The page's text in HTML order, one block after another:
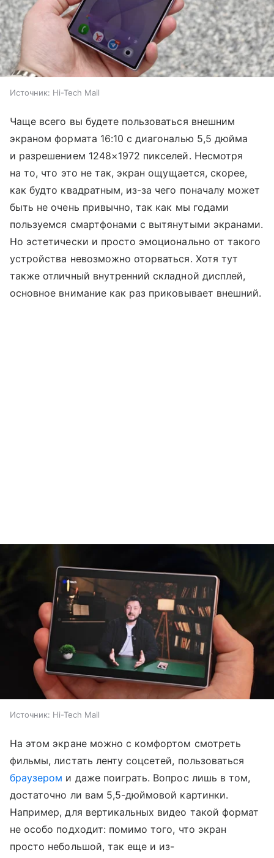
Источник: Hi-Tech Mail
Чаще всего вы будете пользоваться внешним
экраном формата 16:10 с диагональю 5,5 дюйма
и разрешением 1248×1972 пикселей. Несмотря
на то, что это не так, экран ощущается, скорее,
как будто квадратным, из-за чего поначалу может
быть не очень привычно, так как мы годами
пользуемся смартфонами с вытянутыми экранами.
Но эстетически и просто эмоционально от такого
устройства невозможно оторваться. Хотя тут
также отличный внутренний складной дисплей,
основное внимание как раз приковывает внешний.
Источник: Hi-Tech Mail
На этом экране можно с комфортом смотреть
фильмы, листать ленту соцсетей, пользоваться
браузером и даже поиграть. Вопрос лишь в том,
достаточно ли вам 5,5-дюймовой картинки.
Например, для вертикальных видео такой формат
не особо подходит: помимо того, что экран
просто небольшой, так еще и из-